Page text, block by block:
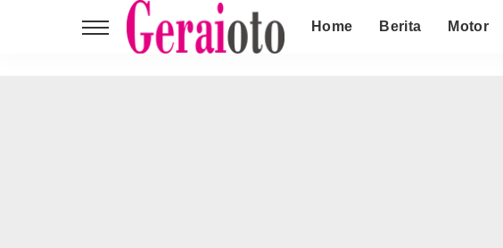
Home Berita Motor